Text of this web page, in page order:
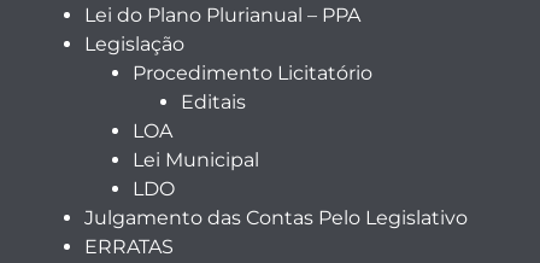
Lei do Plano Plurianual – PPA
Legislação
Procedimento Licitatório
Editais
LOA
Lei Municipal
LDO
Julgamento das Contas Pelo Legislativo
ERRATAS